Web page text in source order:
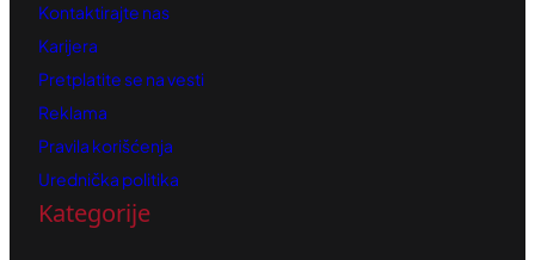
Kontaktirajte nas
Karijera
Pretplatite se na vesti
Reklama
Pravila korišćenja
Urednička politika
Kategorije